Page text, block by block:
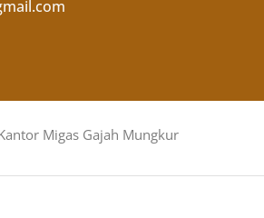
Migas Gajah Mungkur